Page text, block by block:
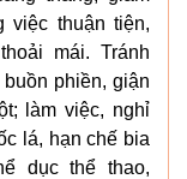
việc thuận tiện,
mái. Tránh
phiền, giận
làm việc, nghỉ
lá, hạn chế bia
dục thể thao,